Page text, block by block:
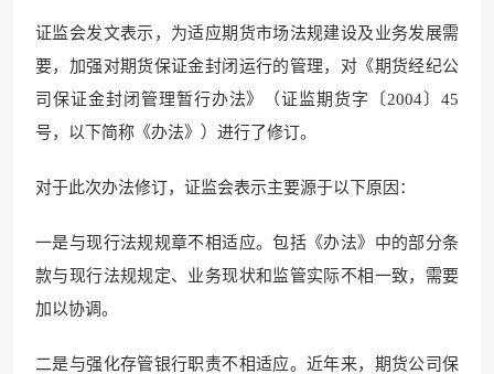
证监会发文表示，为适应期货市场法规建设及业务发展需
要，加强对期货保证金封闭运行的管理，对《期货经纪公
司保证金封闭管理暂行办法》（证监期货字〔2004〕45
号，以下简称《办法》）进行了修订。
对于此次办法修订，证监会表示主要源于以下原因：
一是与现行法规规章不相适应。包括《办法》中的部分条
款与现行法规规定、业务现状和监管实际不相一致，需要
加以协调。
二是与强化存管银行职责不相适应。近年来，期货公司保